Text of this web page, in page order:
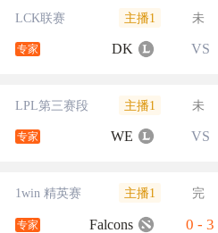
LCK联赛 主播1 未
专家 DK VS
LPL第三赛段 主播1 未
专家 WE VS
1win 精英赛 主播1 完
专家 Falcons 0 - 3